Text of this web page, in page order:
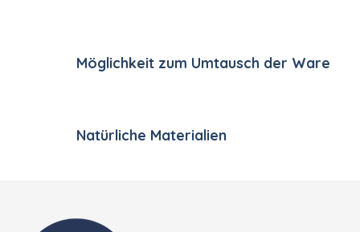
Möglichkeit zum Umtausch der Ware
Natürliche Materialien